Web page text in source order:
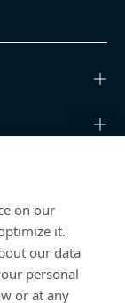
on our
it.
our data
personal
or at any